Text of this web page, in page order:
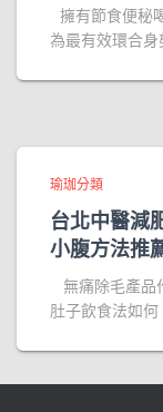
擁有節食便秘
為最有效環合身
瑜珈分類
台北中醫減
小腹方法推
無痛除毛產品
肚子飲食法如何